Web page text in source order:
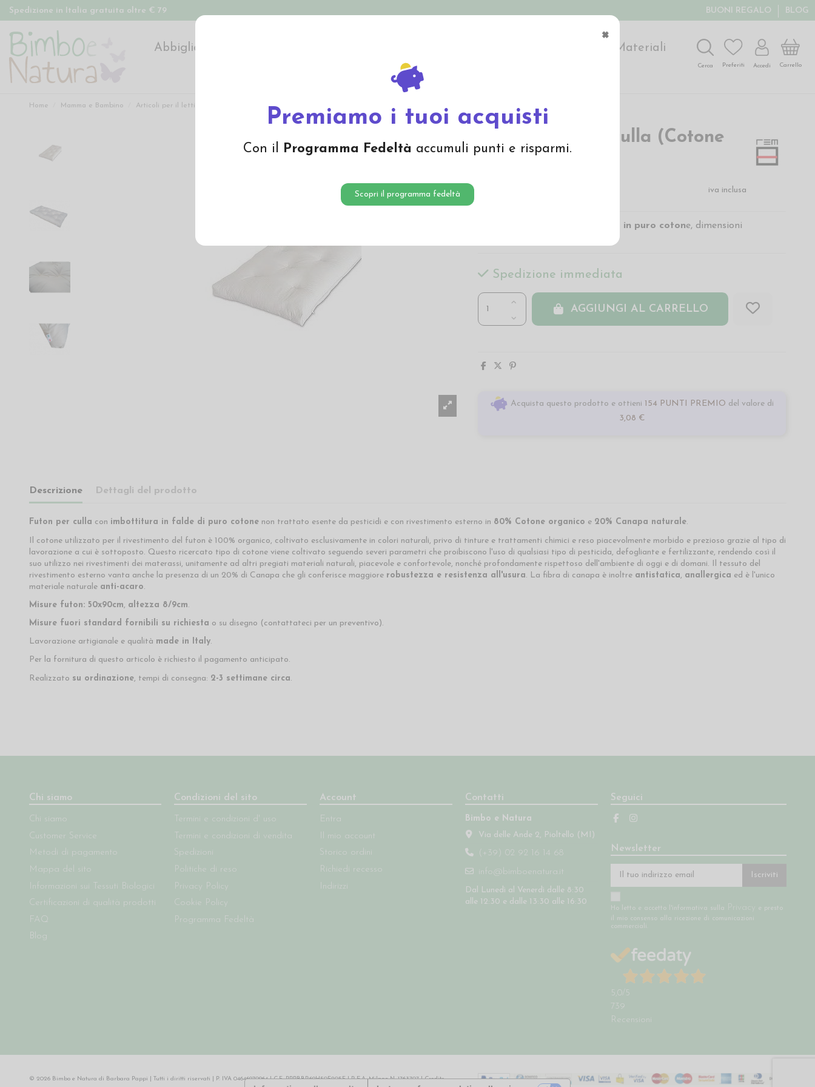
×
Premiamo i tuoi acquisti
Con il Programma Fedeltà accumuli punti e risparmi.
Scopri il programma fedeltà
Spedizione in Italia gratuita oltre € 79 BUONI REGALO BLOG
Abbigliamento
Materiali
Offerte
Cerca Preferiti Accedi Carrello
Home Mamma e Bambino Articoli per il lettino Futon per culla e lettino
Futon semplice culla (Cotone
bio/Canapa)
iva inclusa
imbottitura in puro cotone, dimensioni
Spedizione immediata
AGGIUNGI AL CARRELLO
Acquista questo prodotto e ottieni 154 PUNTI PREMIO del valore di
3,08 €
Descrizione Dettagli del prodotto
Futon per culla con imbottitura in falde di puro cotonenon trattato esente da pesticidi e con rivestimento esterno in 80% Cotone organico e 20% Canapa naturale.
Il cotone utilizzato per il rivestimento del futon è 100% organico, coltivato esclusivamente in colori naturali, privo di tinture e trattamenti chimici e reso piacevolmente morbido e prezioso grazie al tipo di
lavorazione a cui è sottoposto. Questo ricercato tipo di cotone viene coltivato seguendo severi parametri che proibiscono l'uso di qualsiasi tipo di pesticida, defogliante e fertilizzante, rendendo così il
suo utilizzo nei rivestimenti dei materassi, unitamente ad altri pregiati materiali naturali, piacevole e confortevole, nonché profondamente rispettoso dell'ambiente di oggi e di domani. Il tessuto del
rivestimento esterno vanta anche la presenza di un 20% di Canapa che gli conferisce maggiore robustezza e resistenza all'usura. La fibra di canapa è inoltre antistatica, anallergica ed è l'unico
materiale naturale anti-acaro.
Misure futon: 50x90cm, altezza 8/9cm.
Misure fuori standard fornibili su richiesta o su disegno (contattateci per un preventivo).
Lavorazione artigianale e qualità made in Italy.
Per la fornitura di questo articolo è richiesto il pagamento anticipato.
Realizzato su ordinazione, tempi di consegna: 2-3 settimane circa.
Chi siamo
Chi siamo
Customer Service
Metodi di pagamento
Mappa del sito
Informazioni sui Tessuti Biologici
Certificazioni di qualità prodotti
FAQ
Blog
Condizioni del sito
Termini e condizioni d' uso
Termini e condizioni di vendita
Spedizioni
Politiche di reso
Privacy Policy
Cookie Policy
Programma Fedeltà
Account
Entra
Il mio account
Storico ordini
Richiedi recesso
Indirizzi
Contatti
Bimbo e Natura
Via delle Ande 2, Pioltello (MI)
(+39) 02 92 16 14 68
info@bimboenatura.it
Dal Lunedì al Venerdì dalle 8:30
alle 12:30 e dalle 13:30 alle 16:30
Seguici
Newsletter
Iscriviti
Ho letto e accetto l'informativa sulla Privacy
e presto
il mio consenso alla ricezione di comunicazioni
commerciali.
5,0/5
739
Recensioni
© 2026 Bimbo e Natura di Barbara Pappi | Tutti i diritti riservati | P. IVA 04646970964 | C.F. PPPBBR69H50F205F | R.E.A. Milano N. 1763707 |Credits